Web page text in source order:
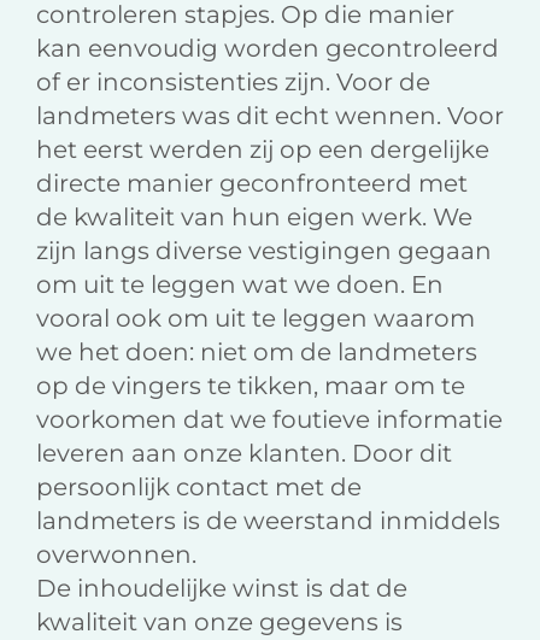
controleren stapjes. Op die manier
kan eenvoudig worden gecontroleerd
of er inconsistenties zijn. Voor de
landmeters was dit echt wennen. Voor
het eerst werden zij op een dergelijke
directe manier geconfronteerd met
de kwaliteit van hun eigen werk. We
zijn langs diverse vestigingen gegaan
om uit te leggen wat we doen. En
vooral ook om uit te leggen waarom
we het doen: niet om de landmeters
op de vingers te tikken, maar om te
voorkomen dat we foutieve informatie
leveren aan onze klanten. Door dit
persoonlijk contact met de
landmeters is de weerstand inmiddels
overwonnen.
De inhoudelijke winst is dat de
kwaliteit van onze gegevens is